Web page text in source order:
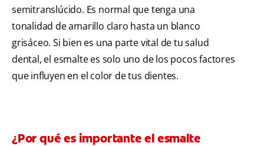
semitranslúcido. Es normal que tenga una
tonalidad de amarillo claro hasta un blanco
grisáceo. Si bien es una parte vital de tu salud
dental, el esmalte es solo uno de los pocos factores
que influyen en el color de tus dientes.
¿Por qué es importante el esmalte